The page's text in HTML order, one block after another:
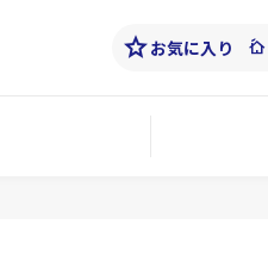
starお気に入り cottage